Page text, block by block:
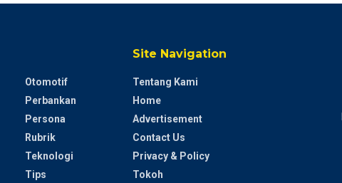
Otomotif
Perbankan
Persona
Rubrik
Teknologi
Tips
Site Navigation
Tentang Kami
Home
Advertisement
Contact Us
Privacy & Policy
Tokoh